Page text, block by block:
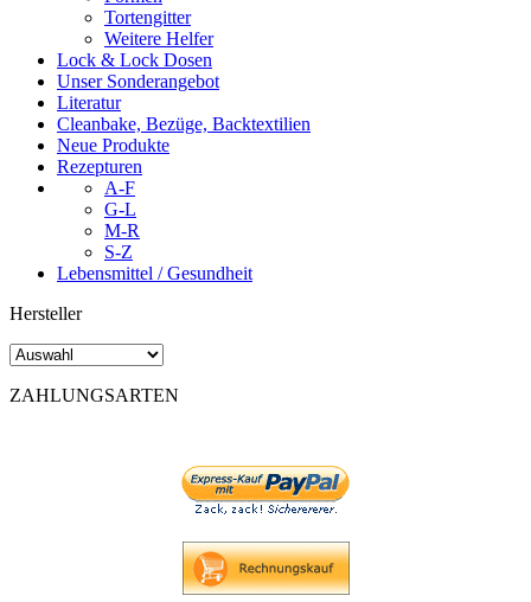
Tortengitter
Weitere Helfer
Lock & Lock Dosen
Unser Sonderangebot
Literatur
Cleanbake, Bezüge, Backtextilien
Neue Produkte
Rezepturen
A-F
G-L
M-R
S-Z
Lebensmittel / Gesundheit
Hersteller
ZAHLUNGSARTEN